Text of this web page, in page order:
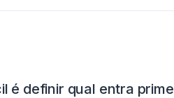
é definir qual entra